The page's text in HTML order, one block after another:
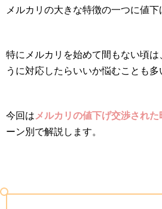
メルカリの大きな特徴の一つに値下
特にメルカリを始めて間もない頃は
うに対応したらいいか悩むことも多
今回は メルカリの値下げ交渉された
ーン別で解説します。